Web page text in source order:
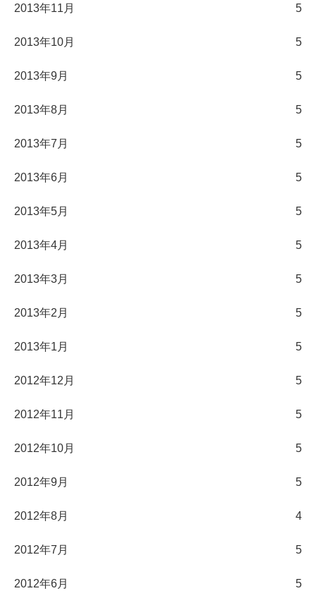
2013年11月 5
2013年10月 5
2013年9月 5
2013年8月 5
2013年7月 5
2013年6月 5
2013年5月 5
2013年4月 5
2013年3月 5
2013年2月 5
2013年1月 5
2012年12月 5
2012年11月 5
2012年10月 5
2012年9月 5
2012年8月 4
2012年7月 5
2012年6月 5